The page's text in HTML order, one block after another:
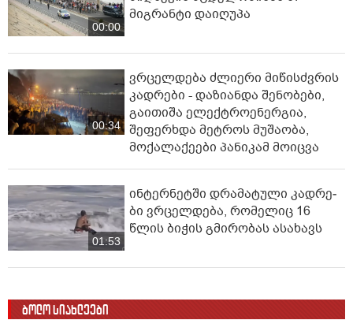
00:00
მიგრანტი დაიღუპა
00:34
ვრცელდება ძლიერი მიწისძვრის
კადრები - დაზიანდა შენობები,
გაითიშა ელექტროენერგია,
შეფერხდა მეტროს მუშაობა,
მოქალაქეები პანიკამ მოიცვა
01:53
ინ­ტერ­ნეტ­ში დრა­მა­ტუ­ლი კად­რე­
ბი ვრცელდება, რომელიც 16
წლის ბიჭის გმირობას ასახავს
ბოლო სიახლეები